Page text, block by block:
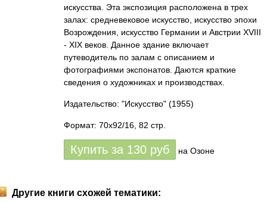
искусства. Эта экспозиция расположена в трех
залах: средневековое искусство, искусство эпохи
Возрождения, искусство Германии и Австрии XVIII
- XIX веков. Данное здание включает
путеводитель по залам с описанием и
фотографиями экспонатов. Даются краткие
сведения о художниках и производствах.
Издательство: "Искусство" (1955)
Формат: 70x92/16, 82 стр.
Купить за 130 руб на Озоне
Другие книги схожей тематики: